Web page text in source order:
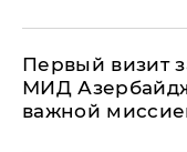
Первый визит
МИД
важной